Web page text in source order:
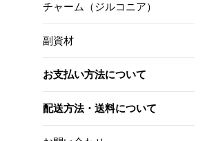
チャーム（ジルコニア）
副資材
お支払い方法について
配送方法・送料について